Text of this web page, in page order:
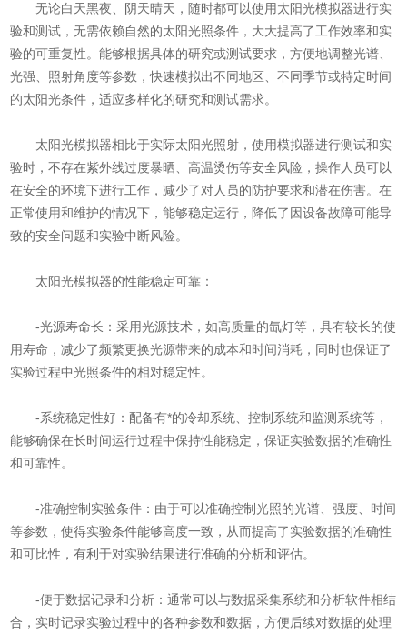
无论白天黑夜、阴天晴天，随时都可以使用太阳光模拟器进行实
验和测试，无需依赖自然的太阳光照条件，大大提高了工作效率和实
验的可重复性。能够根据具体的研究或测试要求，方便地调整光谱、
光强、照射角度等参数，快速模拟出不同地区、不同季节或特定时间
的太阳光条件，适应多样化的研究和测试需求。
太阳光模拟器相比于实际太阳光照射，使用模拟器进行测试和实
验时，不存在紫外线过度暴晒、高温烫伤等安全风险，操作人员可以
在安全的环境下进行工作，减少了对人员的防护要求和潜在伤害。在
正常使用和维护的情况下，能够稳定运行，降低了因设备故障可能导
致的安全问题和实验中断风险。
太阳光模拟器的性能稳定可靠：
-光源寿命长：采用光源技术，如高质量的氙灯等，具有较长的使
用寿命，减少了频繁更换光源带来的成本和时间消耗，同时也保证了
实验过程中光照条件的相对稳定性。
-系统稳定性好：配备有*的冷却系统、控制系统和监测系统等，
能够确保在长时间运行过程中保持性能稳定，保证实验数据的准确性
和可靠性。
-准确控制实验条件：由于可以准确控制光照的光谱、强度、时间
等参数，使得实验条件能够高度一致，从而提高了实验数据的准确性
和可比性，有利于对实验结果进行准确的分析和评估。
-便于数据记录和分析：通常可以与数据采集系统和分析软件相结
合，实时记录实验过程中的各种参数和数据，方便后续对数据的处理